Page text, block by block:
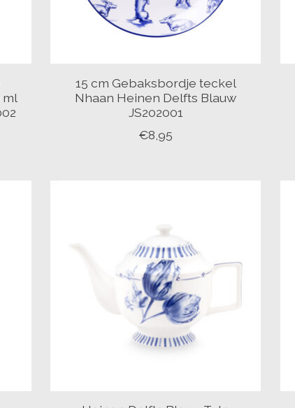
ml
15 cm Gebaksbordje teckel
Nhaan Heinen Delfts Blauw
JS202001
€8,95